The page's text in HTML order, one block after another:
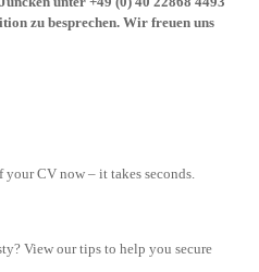
zu besprechen. Wir freuen uns
CV now – it takes seconds.
View our tips to help you secure